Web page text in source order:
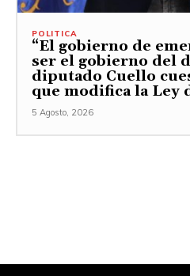
POLITICA
“El gobierno de
ser el gobierno del
diputado Cuello
que modifica la Ley
5 Agosto, 2026